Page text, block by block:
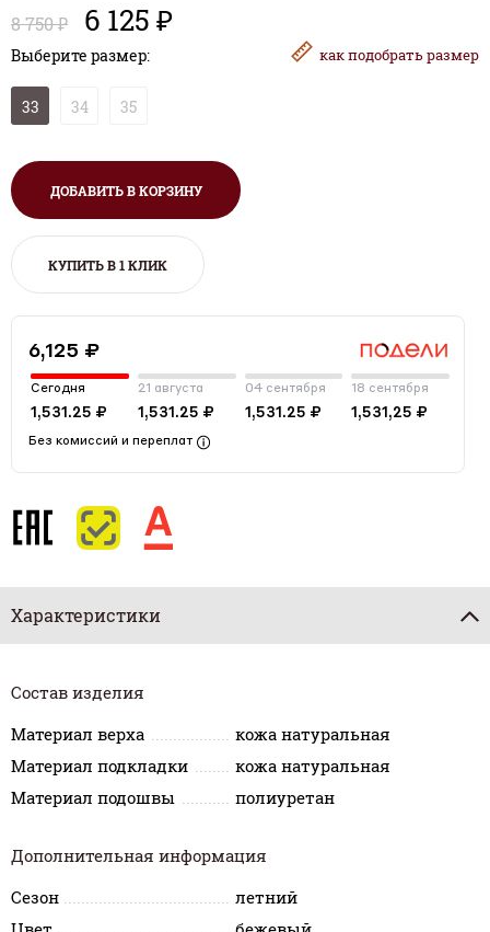
8 750 ₽ 6 125 ₽
Выберите размер: какподобрать размер
33 34 35
ДОБАВИТЬ В КОРЗИНУ
КУПИТЬ В 1 КЛИК
6,125 ₽
Сегодня
1,531.25 ₽
21 августа
1,531.25 ₽
04 сентября
1,531.25 ₽
18 сентября
1,531,25 ₽
Без комиссий и переплат
Характеристики
Состав изделия
Материал верха
кожа натуральная
Материал подкладки
кожа натуральная
Материал подошвы
полиуретан
Дополнительная информация
Сезон
летний